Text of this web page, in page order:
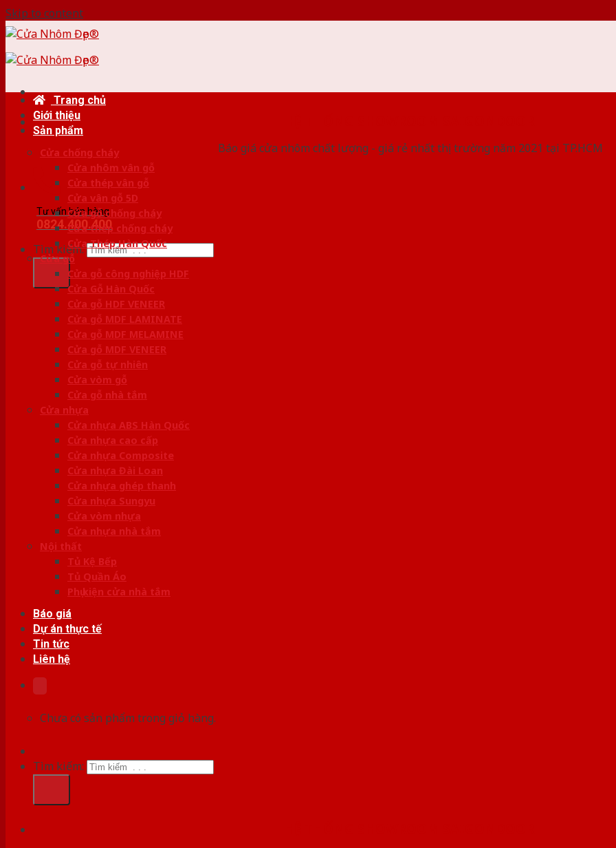
Skip to content
Báo giá cửa nhôm chất lượng - giá rẻ nhất thị trường năm 2021 tại TP.HCM
Tư vấn bán hàng
0824.400.400
Tìm kiếm:
Trang chủ
Giới thiệu
Sản phẩm
Cửa chống cháy
Cửa nhôm vân gỗ
Cửa thép vân gỗ
Cửa vân gỗ 5D
Cửa gỗ chống cháy
Cửa thép chống cháy
Cửa Thép Hàn Quốc
Cửa gỗ
Cửa gỗ công nghiệp HDF
Cửa Gỗ Hàn Quốc
Cửa gỗ HDF VENEER
Cửa gỗ MDF LAMINATE
Cửa gỗ MDF MELAMINE
Cửa gỗ MDF VENEER
Cửa gỗ tự nhiên
Cửa vòm gỗ
Cửa gỗ nhà tắm
Cửa nhựa
Cửa nhựa ABS Hàn Quốc
Cửa nhựa cao cấp
Cửa nhựa Composite
Cửa nhựa Đài Loan
Cửa nhựa ghép thanh
Cửa nhựa Sungyu
Cửa vòm nhựa
Cửa nhựa nhà tắm
Nội thất
Tủ Kệ Bếp
Tủ Quần Áo
Phụ kiện cửa nhà tắm
Báo giá
Dự án thực tế
Tin tức
Liên hệ
Chưa có sản phẩm trong giỏ hàng.
Tìm kiếm: